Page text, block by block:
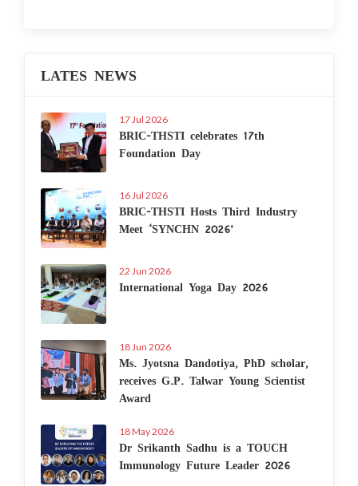
LATES NEWS
17 Jul 2026
BRIC-THSTI celebrates 17th
Foundation Day
16 Jul 2026
BRIC-THSTI Hosts Third Industry
Meet ‘SYNCHN 2026’
22 Jun 2026
International Yoga Day 2026
18 Jun 2026
Ms. Jyotsna Dandotiya, PhD scholar,
receives G.P. Talwar Young Scientist
Award
18 May 2026
Dr Srikanth Sadhu is a TOUCH
Immunology Future Leader 2026